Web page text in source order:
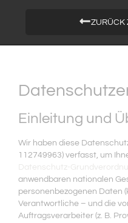
ZURÜCK
Einleitung und
Wir haben diese
112749963) verfasst, um
Datenschutz-
anwendbaren nationalen
personenbezogenen Daten
Verantwortliche – und die
Auftragsverarbeiter (z. B.